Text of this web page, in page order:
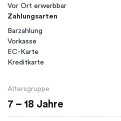
Vor Ort erwerbbar
Zahlungsarten
Barzahlung
Vorkasse
EC-Karte
Kreditkarte
Altersgruppe
7 – 18 Jahre